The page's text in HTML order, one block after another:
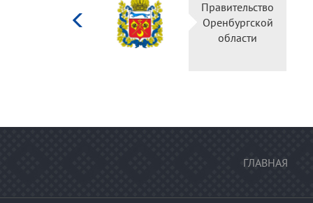
культуры
Российской
федерации
ГЛАВНАЯ